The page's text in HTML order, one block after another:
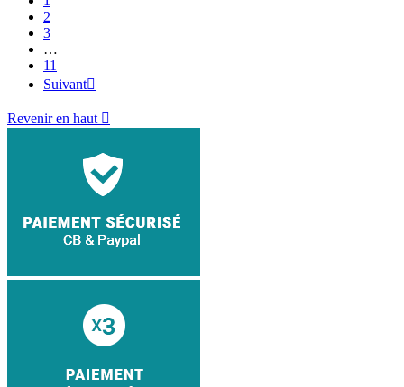
2
3
…
11
Suivant
Revenir en haut 